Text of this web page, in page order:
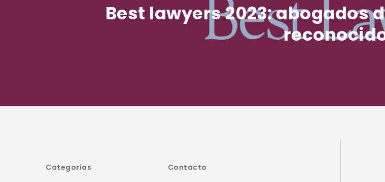
Best lawyers 2023: abogados
Categorías Contacto